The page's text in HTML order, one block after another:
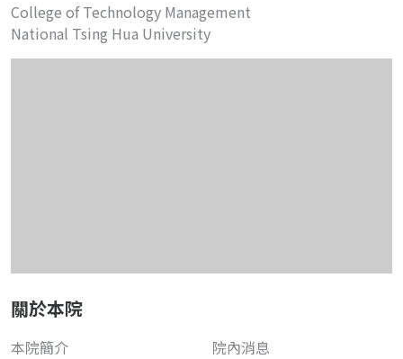
College of Technology Management
National Tsing Hua University
關於本院
本院簡介
院內消息